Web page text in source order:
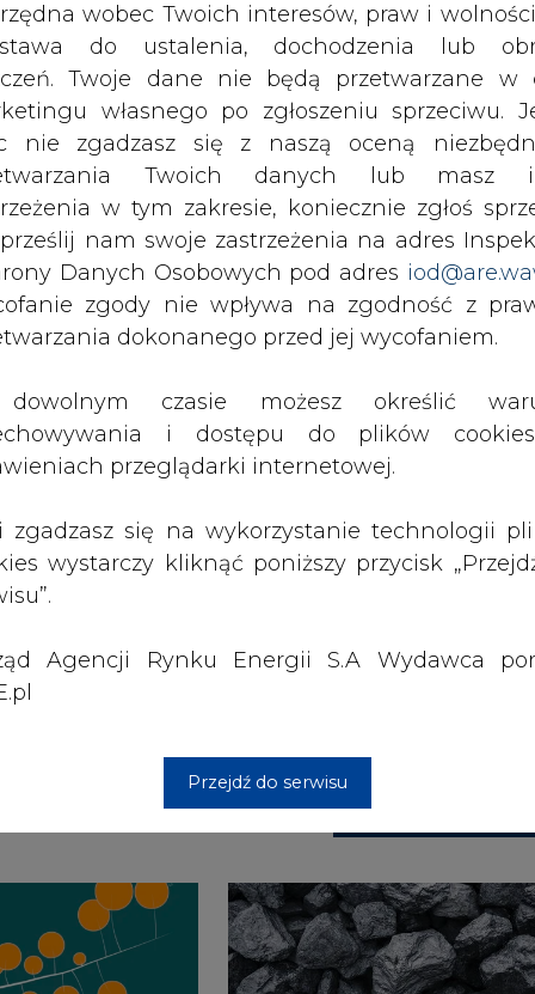
wobec Twoich interesów, praw i
do ustalenia, dochodzenia lub
Twoje dane nie będą przetwarzane w
własnego po zgłoszeniu sprzeciwu.
nie zgadzasz się z naszą oceną
Twoich danych lub masz
w tym zakresie, koniecznie zgłoś
prześlij nam swoje zastrzeżenia na adres
Danych Osobowych pod adres
zgody nie wpływa na zgodność z
dokonanego przed jej wycofaniem.
czasie możesz określić
i dostępu do plików
przeglądarki internetowej.
zgadzasz się na wykorzystanie technologii
wystarczy kliknąć poniższy przycisk
Agencji Rynku Energii S.A Wydawca
Przejdź do serwisu
PODPIS
Przesłanie komentarza oznacza akceptację zasad korzystania
wyślij
treści marketingowych w postaci newslettera
w Warszawie.
Państwa danych osobowych, w tym informacje o
prywatności.